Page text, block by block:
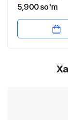
5,900 so'm